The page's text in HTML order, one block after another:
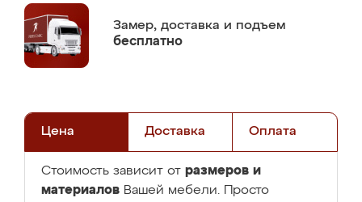
Замер, доставка и подъем
бесплатно
Цена Доставка Оплата
Стоимость зависит от размеров и
материалов Вашей мебели. Просто